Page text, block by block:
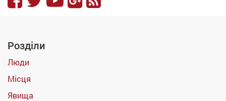
Розділи
Люди
Місця
Явища